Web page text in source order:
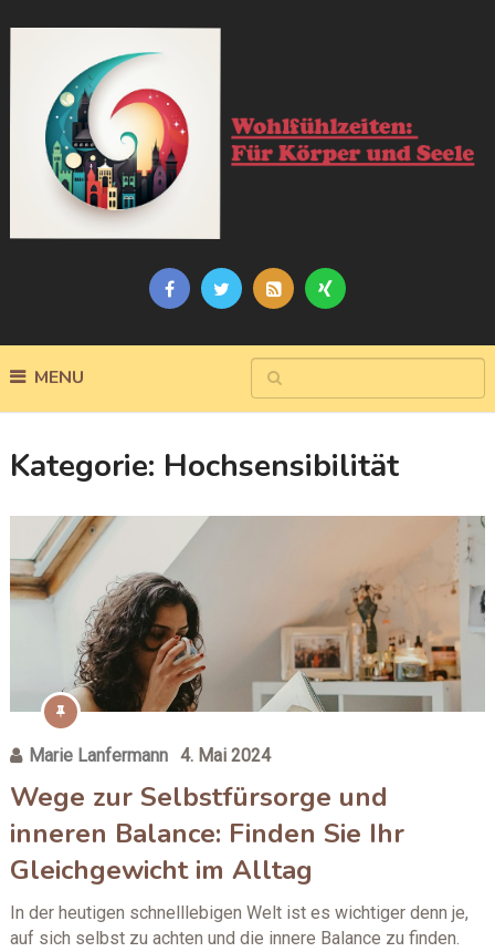
MENU
Kategorie: Hochsensibilität
Marie Lanfermann 4. Mai 2024
Wege zur Selbstfürsorge und
inneren Balance: Finden Sie Ihr
Gleichgewicht im Alltag
In der heutigen schnelllebigen Welt ist es wichtiger denn je,
auf sich selbst zu achten und die innere Balance zu finden.